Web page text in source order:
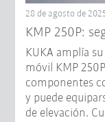
28 de agosto de
KMP 250P:
KUKA amplía
móvil KMP
componentes
y puede
de elevación.